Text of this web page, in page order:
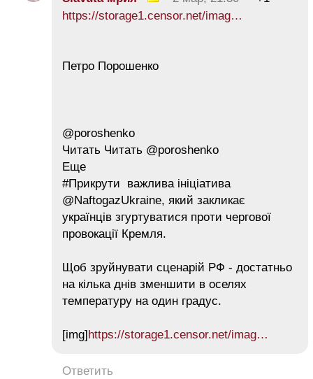
https://storage1.censor.net/imag…
Петро Порошенко
@poroshenko
Читать Читать @poroshenko
Еще
#Прикрути важлива ініціатива
@NaftogazUkraine, який закликає
українців згуртуватися проти чергової
провокації Кремля.
Щоб зруйнувати сценарій РФ - достатньо
на кілька днів зменшити в оселях
температуру на один градус.
[img] https://storage1.censor.net/imag…
Ответить